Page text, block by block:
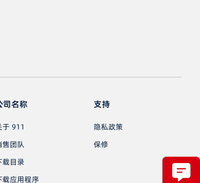
司名称
于 911
售团队
载目录
载应用程序
支持
隐私政策
保修